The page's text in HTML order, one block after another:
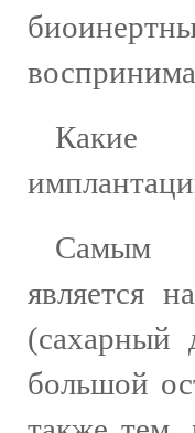
Какие
Самым
является
(сахарный
большой